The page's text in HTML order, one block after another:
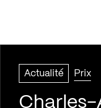
Actualité Prix
Charles-